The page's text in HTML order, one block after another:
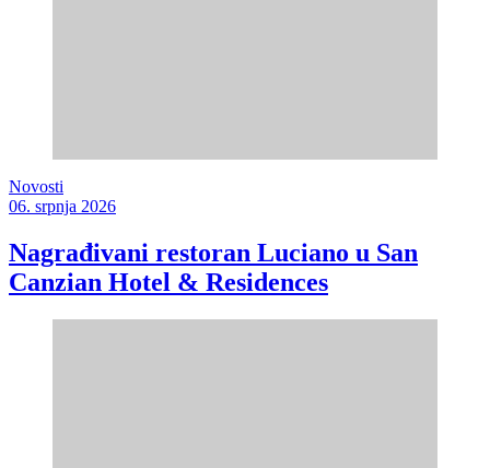
Novosti
06. srpnja 2026
Nagrađivani restoran Luciano u San
Canzian Hotel & Residences